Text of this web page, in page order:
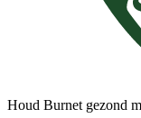
Houd Burnet gezond